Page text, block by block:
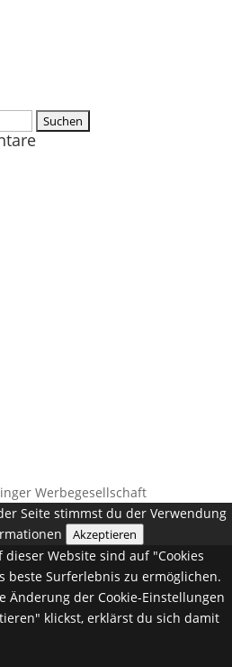
Werbegesellschaft
Seite stimmst du der Verwendung
Akzeptieren
Website sind auf "Cookies
beste Surferlebnis zu ermöglichen.
Änderung der Cookie-Einstellungen
klickst, erklärst du sich damit